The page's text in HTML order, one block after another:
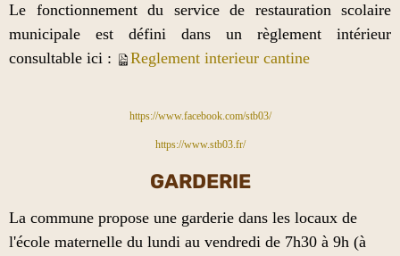
Le fonctionnement du service de restauration scolaire
municipale est défini dans un règlement intérieur
consultable ici :
Reglement interieur cantine
https://www.facebook.com/stb03/
https://www.stb03.fr/
GARDERIE
La commune propose une garderie dans les locaux de
l'école maternelle du lundi au vendredi de 7h30 à 9h (à